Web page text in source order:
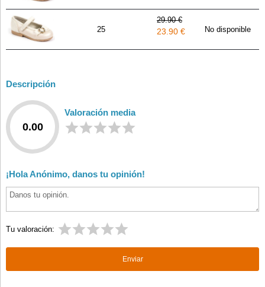
25
29.90 €
23.90 € No disponible
Descripción
0.00
Valoración media
¡Hola Anónimo, danos tu opinión!
Tu valoración: